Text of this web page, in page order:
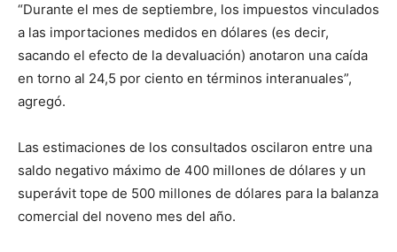
“Durante el mes de septiembre, los impuestos vinculados
a las importaciones medidos en dólares (es decir,
sacando el efecto de la devaluación) anotaron una caída
en torno al 24,5 por ciento en términos interanuales”,
agregó.
Las estimaciones de los consultados oscilaron entre una
saldo negativo máximo de 400 millones de dólares y un
superávit tope de 500 millones de dólares para la balanza
comercial del noveno mes del año.